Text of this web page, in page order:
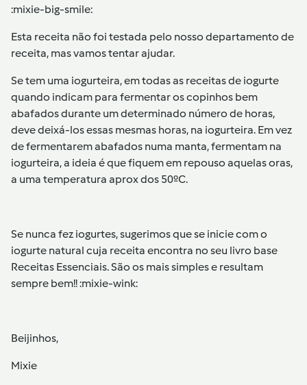
:mixie-big-smile:
Esta receita não foi testada pelo nosso departamento de
receita, mas vamos tentar ajudar.
Se tem uma iogurteira, em todas as receitas de iogurte
quando indicam para fermentar os copinhos bem
abafados durante um determinado número de horas,
deve deixá-los essas mesmas horas, na iogurteira. Em vez
de fermentarem abafados numa manta, fermentam na
iogurteira, a ideia é que fiquem em repouso aquelas oras,
a uma temperatura aprox dos 50ºC.
Se nunca fez iogurtes, sugerimos que se inicie com o
iogurte natural cuja receita encontra no seu livro base
Receitas Essenciais. São os mais simples e resultam
sempre bem!! :mixie-wink:
Beijinhos,
Mixie